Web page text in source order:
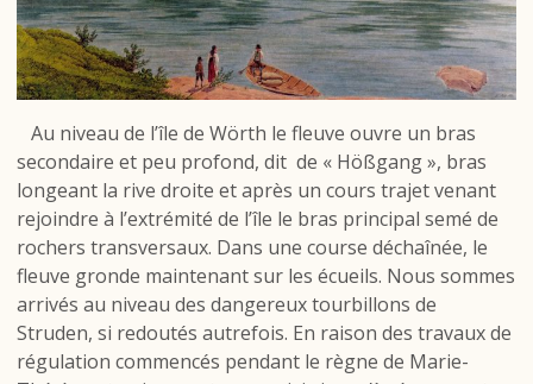
Au niveau de l’île de Wörth le fleuve ouvre un bras
secondaire et peu profond, dit de « Hößgang », bras
longeant la rive droite et après un cours trajet venant
rejoindre à l’extrémité de l’île le bras principal semé de
rochers transversaux. Dans une course déchaînée, le
fleuve gronde maintenant sur les écueils. Nous sommes
arrivés au niveau des dangereux tourbillons de
Struden, si redoutés autrefois. En raison des travaux de
régulation commencés pendant le règne de Marie-